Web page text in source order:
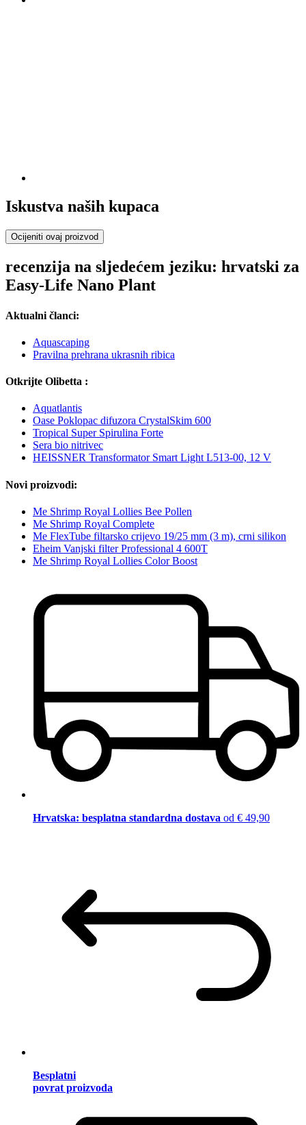
Iskustva naših kupaca
Ocijeniti ovaj proizvod
recenzija na sljedećem jeziku: hrvatski za
Easy-Life Nano Plant
Aktualni članci:
Aquascaping
Pravilna prehrana ukrasnih ribica
Otkrijte Olibetta :
Aquatlantis
Oase Poklopac difuzora CrystalSkim 600
Tropical Super Spirulina Forte
Sera bio nitrivec
HEISSNER Transformator Smart Light L513-00, 12 V
Novi proizvodi:
Me Shrimp Royal Lollies Bee Pollen
Me Shrimp Royal Complete
Me FlexTube filtarsko crijevo 19/25 mm (3 m), crni silikon
Eheim Vanjski filter Professional 4 600T
Me Shrimp Royal Lollies Color Boost
Hrvatska: besplatna standardna dostava od € 49,90
Besplatni
povrat proizvoda